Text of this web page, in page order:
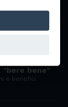
bene"
e benefici